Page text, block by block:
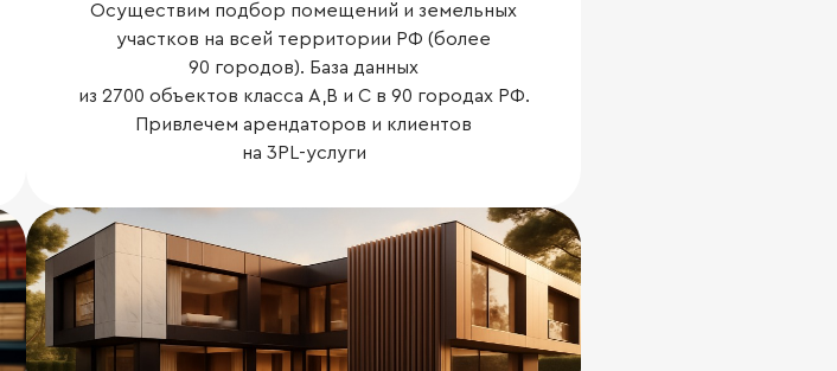
Осуществим подбор помещений и земельных
участков на всей территории РФ (более
90 городов). База данных
из 2700 объектов класса А,В и С в 90 городах РФ.
Привлечем арендаторов и клиентов
на 3PL-услуги